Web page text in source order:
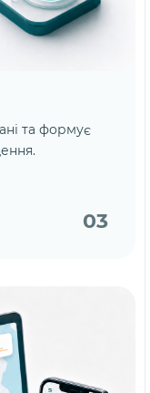
та формує
03